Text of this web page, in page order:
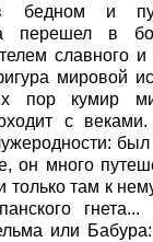
в бедном и
перешел в
славного и
мировой
пор кумир
с веками.
он много
там к
или